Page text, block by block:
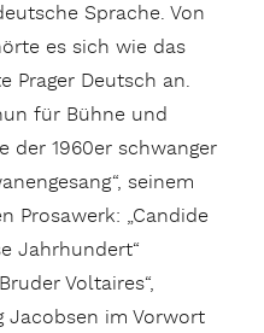
Sprache. Von
es sich wie das
Prager Deutsch an.
für Bühne und
der 1960er schwanger
seinem
Prosawerk: „Candide
Jahrhundert“
Voltaires“,
Jacobsen im Vorwort